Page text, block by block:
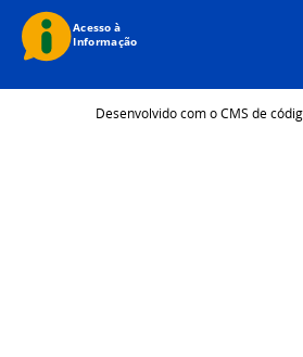
Desenvolvido com o CMS de